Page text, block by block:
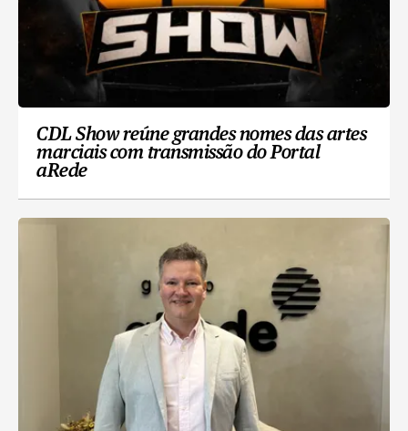
CDL Show reúne grandes nomes das artes
marciais com transmissão do Portal
aRede